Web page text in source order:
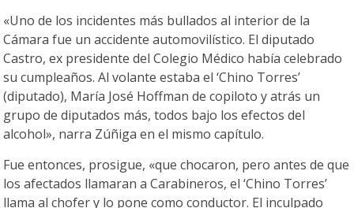
«Uno de los incidentes más bullados al interior de la
Cámara fue un accidente automovilístico. El diputado
Castro, ex presidente del Colegio Médico había celebrado
su cumpleaños. Al volante estaba el ‘Chino Torres’
(diputado), María José Hoffman de copiloto y atrás un
grupo de diputados más, todos bajo los efectos del
alcohol», narra Zúñiga en el mismo capítulo.
Fue entonces, prosigue, «que chocaron, pero antes de que
los afectados llamaran a Carabineros, el ‘Chino Torres’
llama al chofer y lo pone como conductor. El inculpado